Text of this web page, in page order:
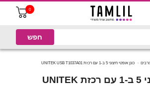
0
כונן אופטי חיצוני 5 ב-1 עם רכזת UNITEK USB T1037A01
כונן אופטי חיצוני 5 ב-1 עם רכזת UNITEK